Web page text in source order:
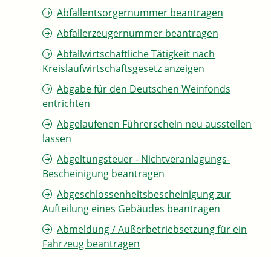
Abfallentsorgernummer beantragen
Abfallerzeugernummer beantragen
Abfallwirtschaftliche Tätigkeit nach
Kreislaufwirtschaftsgesetz anzeigen
Abgabe für den Deutschen Weinfonds
entrichten
Abgelaufenen Führerschein neu ausstellen
lassen
Abgeltungsteuer - Nichtveranlagungs-
Bescheinigung beantragen
Abgeschlossenheitsbescheinigung zur
Aufteilung eines Gebäudes beantragen
Abmeldung / Außerbetriebsetzung für ein
Fahrzeug beantragen